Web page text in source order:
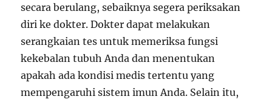
secara berulang, sebaiknya segera periksakan
diri ke dokter. Dokter dapat melakukan
serangkaian tes untuk memeriksa fungsi
kekebalan tubuh Anda dan menentukan
apakah ada kondisi medis tertentu yang
mempengaruhi sistem imun Anda. Selain itu,